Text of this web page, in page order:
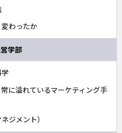
わったか
学部
に溢れているマーケティング手
ジメント）